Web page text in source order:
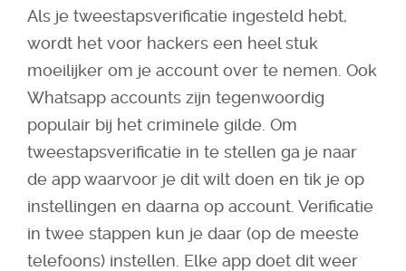
Als je tweestapsverificatie ingesteld hebt,
wordt het voor hackers een heel stuk
moeilijker om je account over te nemen. Ook
Whatsapp accounts zijn tegenwoordig
populair bij het criminele gilde. Om
tweestapsverificatie in te stellen ga je naar
de app waarvoor je dit wilt doen en tik je op
instellingen en daarna op account. Verificatie
in twee stappen kun je daar (op de meeste
telefoons) instellen. Elke app doet dit weer